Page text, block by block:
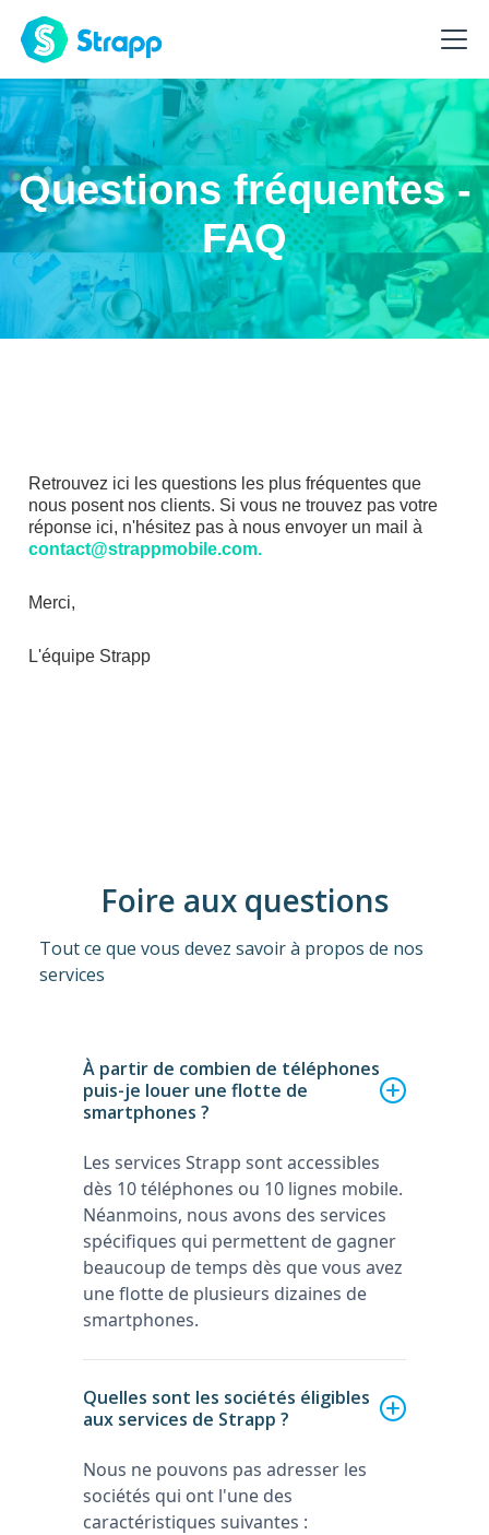
Questions fréquentes -
FAQ
Retrouvez ici les questions les plus fréquentes que
nous posent nos clients. Si vous ne trouvez pas votre
réponse ici, n'hésitez pas à nous envoyer un mail à
contact@strappmobile.com.
Merci,
L'équipe Strapp
Foire aux questions
Tout ce que vous devez savoir à propos de nos
services
À partir de combien de téléphones
puis-je louer une flotte de
smartphones ?
Les services Strapp sont accessibles
dès 10 téléphones ou 10 lignes mobile.
Néanmoins, nous avons des services
spécifiques qui permettent de gagner
beaucoup de temps dès que vous avez
une flotte de plusieurs dizaines de
smartphones.
Quelles sont les sociétés éligibles
aux services de Strapp ?
Nous ne pouvons pas adresser les
sociétés qui ont l'une des
caractéristiques suivantes :